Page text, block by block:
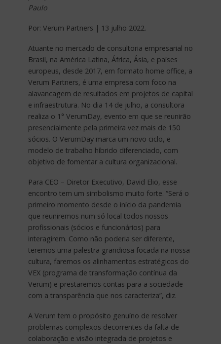
Paulo
Por: Verum Partners | 13 julho 2022.
Atuante no mercado de consultoria empresarial no
Brasil, na América Latina, África, Ásia, e países
europeus, desde 2017, em formato home office, a
Verum Partners, é uma empresa com foco na
alavancagem de resultados em projetos de capital
e infraestrutura. No dia 14 de julho, a consultora
realiza o 1° VerumDay, evento em que se reunirão
presencialmente pela primeira vez mais de 150
sócios. O VerumDay marca um novo ciclo, e
modelo de trabalho híbrido diferenciado, com
objetivo de fomentar a cultura organizacional.
Para CEO – Diretor Executivo, David Elio, esse
encontro tem um simbolismo muito forte. “Será o
primeiro momento desde o início da pandemia
que reuniremos num só local todos nossos
profissionais (sócios e funcionários) para
interagirem. Como não poderia ser diferente,
teremos uma palestra grandiosa focada na nossa
cultura, faremos os alinhamentos estratégicos do
VEX (programa de transformação contínua da
Verum) e prestaremos contas para a sociedade
com a transparência que nos caracteriza”, diz.
A Verum tem o propósito genuíno de resolver
problemas complexos decorrentes da falta de
colaboração e visão integrada de projetos e